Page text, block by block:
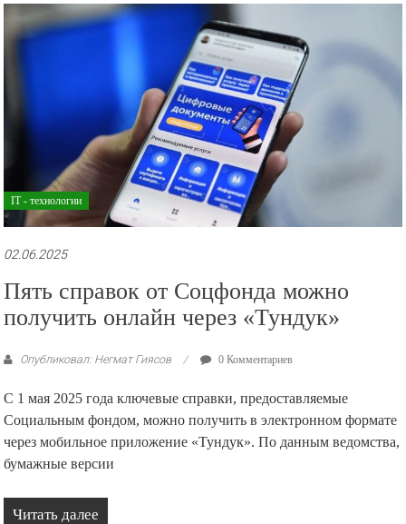
рекламные
ролики
IT - технологии
02.06.2025
Пять справок от Соцфонда можно
получить онлайн через «Тундук»
Опубликовал: Негмат Гиясов 0 Комментариев
С 1 мая 2025 года ключевые справки, предоставляемые
Социальным фондом, можно получить в электронном формате
через мобильное приложение «Тундук». По данным ведомства,
бумажные версии
Читать далее